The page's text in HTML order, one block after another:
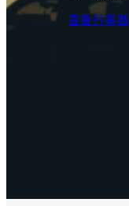
查看行事曆